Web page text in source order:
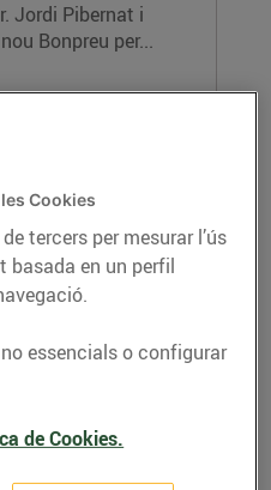
Jordi Pibernat i
Bonpreu per...
Cookies
tercers per mesurar l’ús
basada en un perfil
essencials o configurar
de Cookies.